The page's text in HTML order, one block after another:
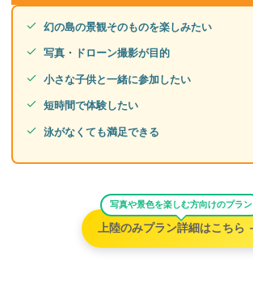
幻の島の景観そのものを楽しみたい
写真・ドローン撮影が目的
小さな子供と一緒に参加したい
短時間で体験したい
泳がなくても満足できる
写真や景色を楽しむ方向けのプラン
上陸のみプラン詳細はこちら